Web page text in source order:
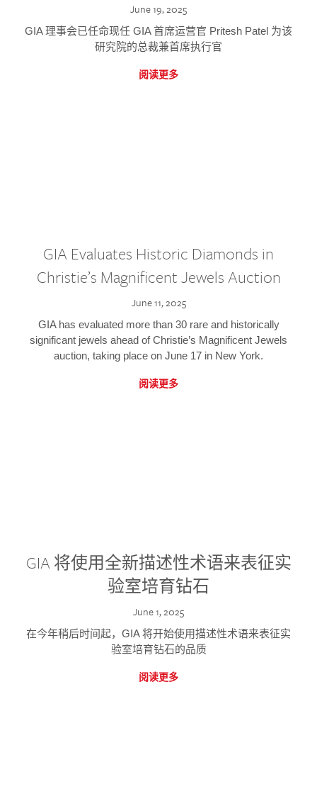
June 19, 2025
GIA 理事会已任命现任 GIA 首席运营官 Pritesh Patel 为该
研究院的总裁兼首席执行官
阅读更多
GIA Evaluates Historic Diamonds in
Christie’s Magnificent Jewels Auction
June 11, 2025
GIA has evaluated more than 30 rare and historically
significant jewels ahead of Christie’s Magnificent Jewels
auction, taking place on June 17 in New York.
阅读更多
GIA 将使用全新描述性术语来表征实
验室培育钻石
June 1, 2025
在今年稍后时间起，GIA 将开始使用描述性术语来表征实
验室培育钻石的品质
阅读更多